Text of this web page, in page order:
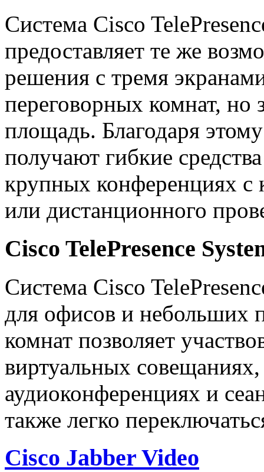
Система Cisco
предоставляет те же
решения с тремя
переговорных комнат,
площадь. Благодаря
получают гибкие
крупных конференциях с
или дистанционного
Cisco TelePresence
Система Cisco
для офисов и небольших
комнат позволяет
виртуальных
аудиоконференциях и
также легко
Cisco Jabber Video